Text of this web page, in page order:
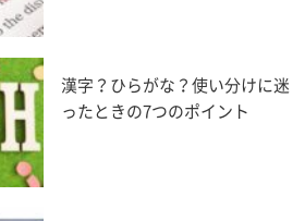
漢字？ひらがな？使い分けに迷
ったときの7つのポイント